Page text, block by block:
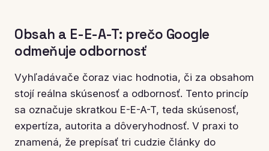
Obsah a E-E-A-T: prečo Google
odmeňuje odbornosť
Vyhľadávače čoraz viac hodnotia, či za obsahom
stojí reálna skúsenosť a odbornosť. Tento princíp
sa označuje skratkou E-E-A-T, teda skúsenosť,
expertíza, autorita a dôveryhodnosť. V praxi to
znamená, že prepísať tri cudzie články do